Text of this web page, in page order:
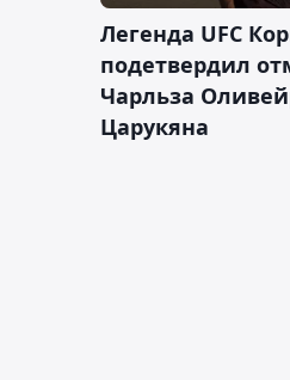
Легенда UFC
подетвердил
Чарльза
Царукяна